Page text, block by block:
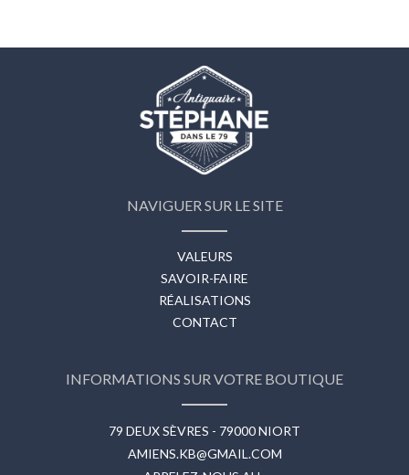
NAVIGUER SUR LE SITE
VALEURS
SAVOIR-FAIRE
RÉALISATIONS
CONTACT
INFORMATIONS SUR VOTRE BOUTIQUE
79 DEUX SÈVRES - 79000 NIORT
AMIENS.KB@GMAIL.COM